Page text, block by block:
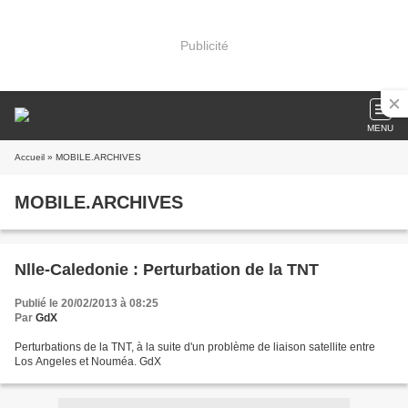
Publicité
MENU
Accueil » MOBILE.ARCHIVES
MOBILE.ARCHIVES
Nlle-Caledonie : Perturbation de la TNT
Publié le 20/02/2013 à 08:25
Par GdX
Perturbations de la TNT, à la suite d'un problème de liaison satellite entre
Los Angeles et Nouméa. GdX